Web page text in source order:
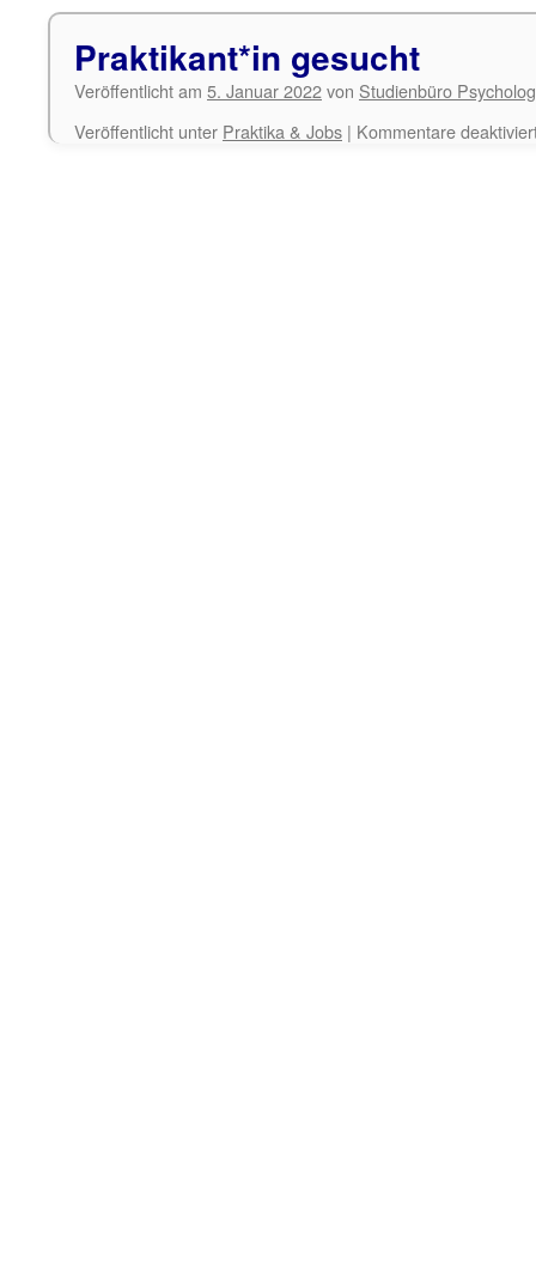
Praktikant*in gesucht
Veröffentlicht am 5. Januar 2022von Studienbüro
Veröffentlicht unter Praktika & Jobs | Kommentare